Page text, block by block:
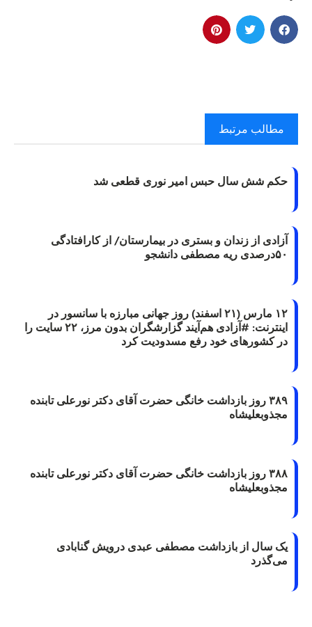
مطالب مرتبط
حکم شش سال حبس امیر نوری قطعی شد
آزادی از زندان و بستری در بیمارستان/ از کارافتادگی
۵۰درصدی ریه مصطفی دانشجو
۱۲ مارس (۲۱ اسفند) روز جهانی مبارزه با سانسور در
اینترنت: #آزادی هم‌آیند گزارشگران‌ بدون مرز، ۲۲ سایت را
در کشورهای خود رفع مسدودیت کرد
۳۸۹ روز بازداشت خانگی حضرت آقای دکتر نورعلی تابنده
مجذوبعلیشاه
۳۸۸ روز بازداشت خانگی حضرت آقای دکتر نورعلی تابنده
مجذوبعلیشاه
یک سال از بازداشت مصطفی عبدی درویش گنابادی
می‌گذرد